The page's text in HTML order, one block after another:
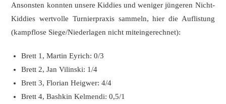
Ansonsten konnten unsere Kiddies und weniger jüngeren Nicht-
Kiddies wertvolle Turnierpraxis sammeln, hier die Auflistung
(kampflose Siege/Niederlagen nicht miteingerechnet):
Brett 1, Martin Eyrich: 0/3
Brett 2, Jan Vilinski: 1/4
Brett 3, Florian Heigwer: 4/4
Brett 4, Bashkin Kelmendi: 0,5/1